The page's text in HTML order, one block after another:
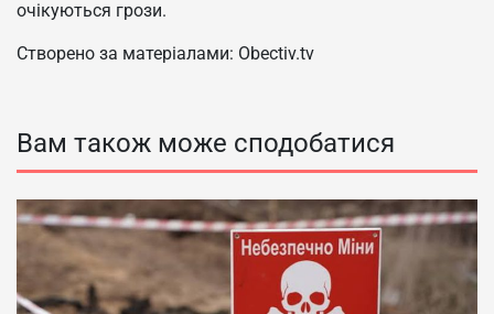
очікуються грози.
Створено за матеріалами: Obectiv.tv
Вам також може сподобатися